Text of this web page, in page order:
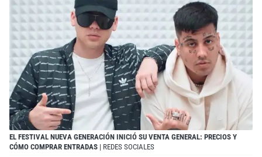
EL FESTIVAL NUEVA GENERACIÓN INICIÓ SU VENTA GENERAL: PRECIOS Y
CÓMO COMPRAR ENTRADAS | REDES SOCIALES